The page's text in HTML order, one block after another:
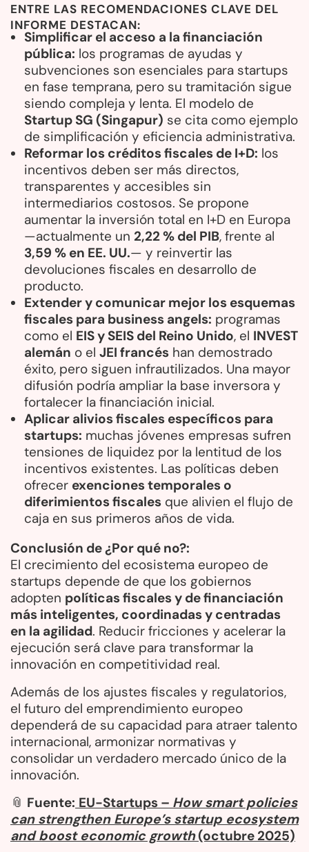
ENTRE LAS RECOMENDACIONES CLAVE DEL
INFORME DESTACAN:
Simplificar el acceso a la financiación
pública: los programas de ayudas y
subvenciones son esenciales para startups
en fase temprana, pero su tramitación sigue
siendo compleja y lenta. El modelo de
Startup SG (Singapur) se cita como ejemplo
de simplificación y eficiencia administrativa.
Reformar los créditos fiscales de I+D: los
incentivos deben ser más directos,
transparentes y accesibles sin
intermediarios costosos. Se propone
aumentar la inversión total en I+D en Europa
—actualmente un 2,22 % del PIB, frente al
3,59 % en EE. UU.— y reinvertir las
devoluciones fiscales en desarrollo de
producto.
Extender y comunicar mejor los esquemas
fiscales para business angels: programas
como el EIS y SEIS del Reino Unido, el INVEST
alemán o el JEI francés han demostrado
éxito, pero siguen infrautilizados. Una mayor
difusión podría ampliar la base inversora y
fortalecer la financiación inicial.
Aplicar alivios fiscales específicos para
startups: muchas jóvenes empresas sufren
tensiones de liquidez por la lentitud de los
incentivos existentes. Las políticas deben
ofrecer exenciones temporales o
diferimientos fiscales que alivien el flujo de
caja en sus primeros años de vida.
Conclusión de ¿Por qué no?:
El crecimiento del ecosistema europeo de
startups depende de que los gobiernos
adopten políticas fiscales y de financiación
más inteligentes, coordinadas y centradas
en la agilidad. Reducir fricciones y acelerar la
ejecución será clave para transformar la
innovación en competitividad real.
Además de los ajustes fiscales y regulatorios,
el futuro del emprendimiento europeo
dependerá de su capacidad para atraer talento
internacional, armonizar normativas y
consolidar un verdadero mercado único de la
innovación.
📎 Fuente: EU-Startups – How smart policies
can strengthen Europe’s startup ecosystem
and boost economic growth(octubre 2025)